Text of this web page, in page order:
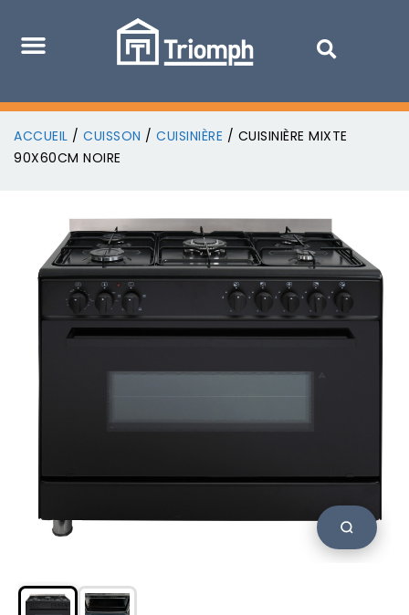
ACCUEIL / CUISSON / CUISINIÈRE / CUISINIÈRE MIXTE
90X60CM NOIRE